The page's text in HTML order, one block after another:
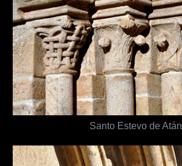
Santo Estevo de Atán